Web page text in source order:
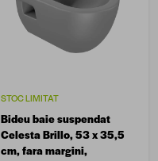
STOC LIMITAT
Bideu baie suspendat
Celesta Brillo, 53 x 35,5
cm, fara margini,